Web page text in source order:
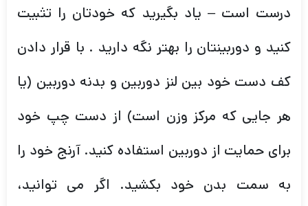
درست است – یاد بگیرید که خودتان را تثبیت
کنید و دوربینتان را بهتر نگه دارید . با قرار دادن
کف دست خود بین لنز دوربین و بدنه دوربین (یا
هر جایی که مرکز وزن است) از دست چپ خود
برای حمایت از دوربین استفاده کنید. آرنج خود را
به سمت بدن خود بکشید. اگر می توانید،